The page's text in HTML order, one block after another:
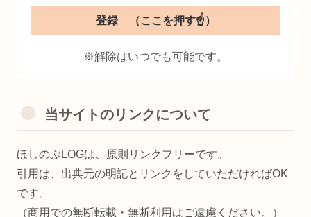
※解除はいつでも可能です。
当サイトのリンクについて
ほしのぶLOGは、原則リンクフリーです。
引用は、出典元の明記とリンクをしていただければOK
です。
（商用での無断転載・無断利用はご遠慮ください。）